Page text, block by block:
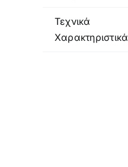
Τεχνικά
Χαρακτηριστικά